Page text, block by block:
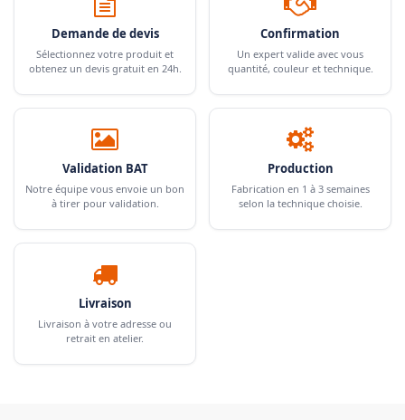
Demande de devis
Sélectionnez votre produit et
obtenez un devis gratuit en 24h.
Confirmation
Un expert valide avec vous
quantité, couleur et technique.
Validation BAT
Notre équipe vous envoie un bon
à tirer pour validation.
Production
Fabrication en 1 à 3 semaines
selon la technique choisie.
Livraison
Livraison à votre adresse ou
retrait en atelier.